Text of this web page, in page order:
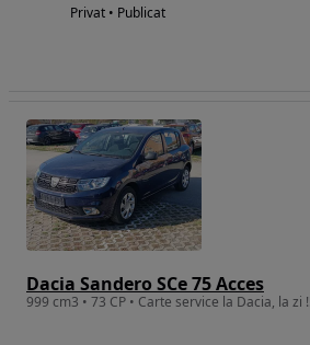
Privat • Publicat
Dacia Sandero SCe 75 Acces
999 cm3 • 73 CP • Carte service la Dacia, la zi